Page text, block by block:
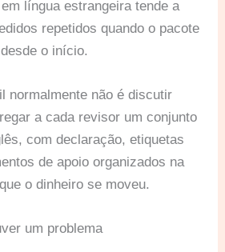
língua estrangeira tende a
repetidos quando o pacote
o início.
normalmente não é discutir
a cada revisor um conjunto
com declaração, etiquetas
de apoio organizados na
o dinheiro se moveu.
um problema